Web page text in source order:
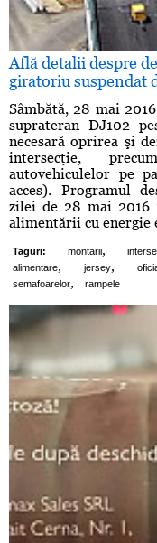
Află detalii despre
giratoriu suspendat
Sâmbătă, 28 mai
suprateran DJ102
necesară oprirea şi
intersecţie,
autovehiculelor pe
acces). Programul
zilei de 28 mai 2016
alimentării cu energie
Taguri: montarii,
alimentare, jersey,
semafoarelor, rampele